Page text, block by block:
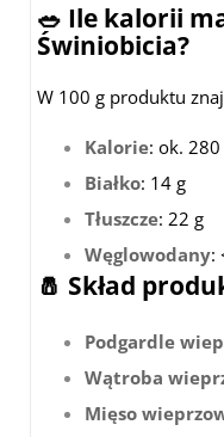
🥗 Ile kalorii
Świniobicia?
W 100 g produktu
Kalorie: ok. 280
Białko: 14 g
Tłuszcze: 22 g
Węglowodany:
🧂 Skład
Podgardle
Wątroba
Mięso